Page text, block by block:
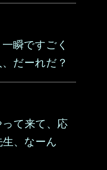
瞬ですごく
だーれだ？
て来て、応
、なーん